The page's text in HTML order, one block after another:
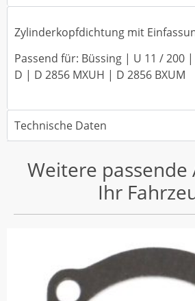
Zylinderkopfdichtung mit
Passend für: Büssing | U 11 / 200
D | D 2856 MXUH | D 2856 BXUM
Technische Daten
Weitere
Ihr